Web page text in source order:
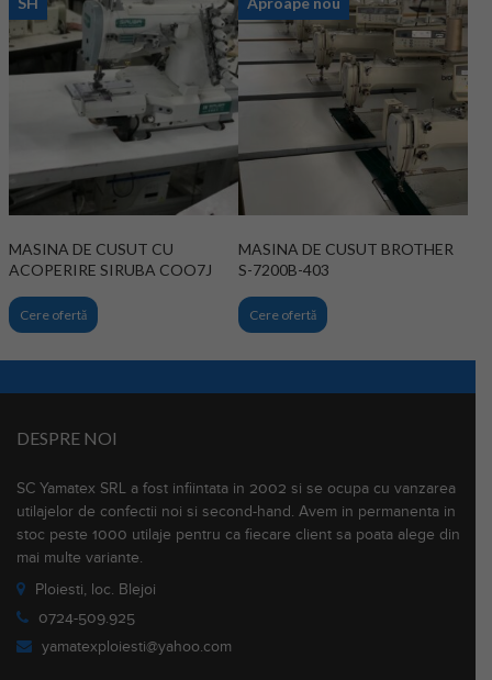
MASINA DE CUSUT CU
ACOPERIRE SIRUBA COO7J
Cere ofertă
MASINA DE CUSUT BROTHER
S-7200B-403
Cere ofertă
DESPRE NOI
SC Yamatex SRL a fost infiintata in 2002 si se ocupa cu vanzarea
utilajelor de confectii noi si second-hand. Avem in permanenta in
stoc peste 1000 utilaje pentru ca fiecare client sa poata alege din
mai multe variante.
Ploiesti, loc. Blejoi
0724-509.925
yamatexploiesti@yahoo.com